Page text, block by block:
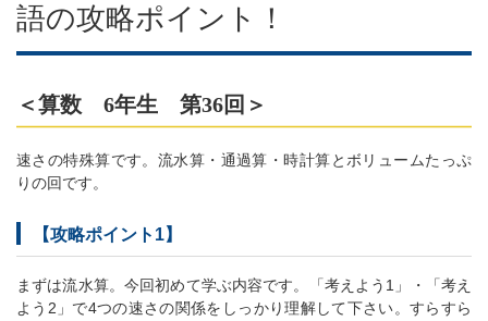
語の攻略ポイント！
＜算数 6年生 第36回＞
速さの特殊算です。流水算・通過算・時計算とボリュームたっぷ
りの回です。
【攻略ポイント1】
まずは流水算。今回初めて学ぶ内容です。「考えよう1」・「考え
よう2」で4つの速さの関係をしっかり理解して下さい。すらすら